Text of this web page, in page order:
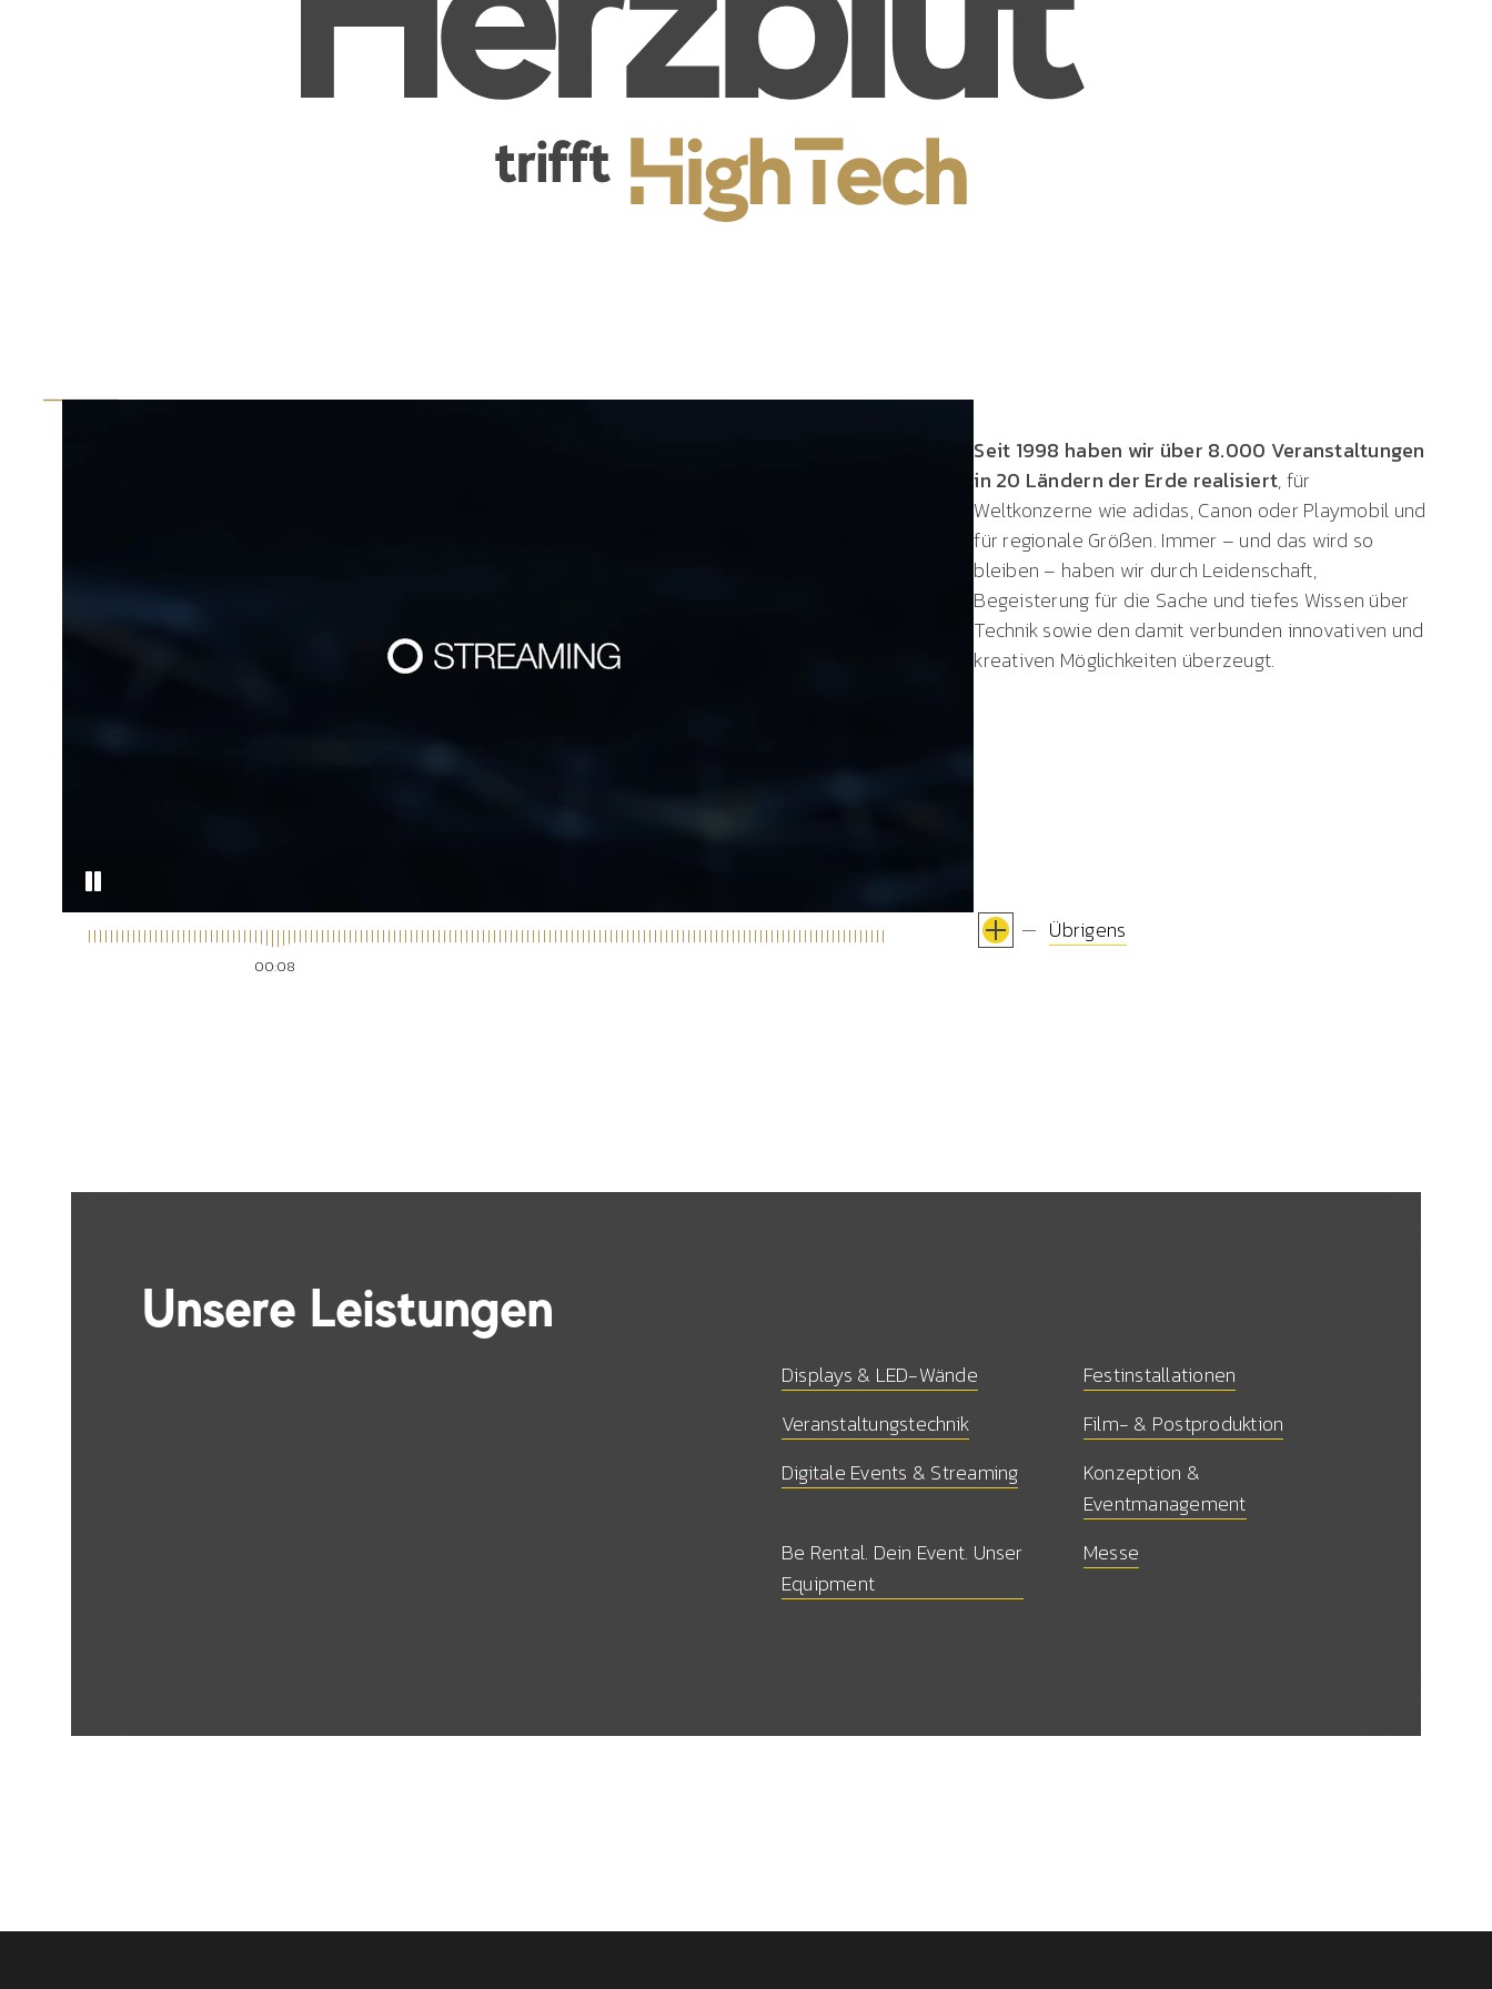
00:09
Seit 1998 haben wir über 8.000 Veranstaltungen
in 20 Ländern der Erde realisiert, für
Weltkonzerne wie adidas, Canon oder Playmobil und
für regionale Größen. Immer – und das wird so
bleiben – haben wir durch Leidenschaft,
Begeisterung für die Sache und tiefes Wissen über
Technik sowie den damit verbunden innovativen und
kreativen Möglichkeiten überzeugt.
Übrigens
Unsere Leistungen
Displays & LED-Wände
Festinstallationen
Veranstaltungstechnik
Film- & Postproduktion
Digitale Events & Streaming
Konzeption &
Eventmanagement
Be Rental. Dein Event. Unser
Equipment
Messe